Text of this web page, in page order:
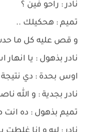
نادر : راحو فين ؟
تميم : هحكيلك ..
و قص عليه كل ما
نادر بذهول : يا
اوس بحدة : دي نتيجة
نادر بجدية : و الله
تميم بذهول : ده انت